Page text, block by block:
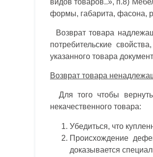
видов товаров..», п.8)
формы, габарита, фасона,
Возврат товара
потребительские
указанного товара
Возврат товара
Для того чтобы вернуть
некачественного товара:
Убедиться, что
Происхождение
доказывается